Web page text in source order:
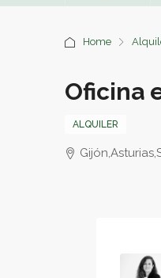
Home
Oficina
ALQUILER